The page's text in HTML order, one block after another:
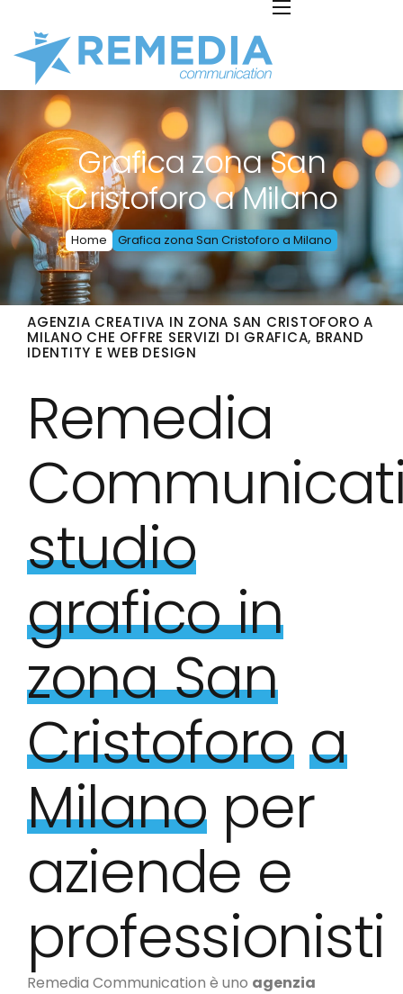
Grafica zona San
Cristoforo a Milano
Home Grafica zona San Cristoforo a Milano
AGENZIA CREATIVA IN ZONA SAN CRISTOFORO A
MILANO CHE OFFRE SERVIZI DI GRAFICA, BRAND
IDENTITY E WEB DESIGN
Remedia
studio
grafico in
zona San
Cristoforoa
Milano per
aziende e
professionisti
Remedia Communication è uno agenzia